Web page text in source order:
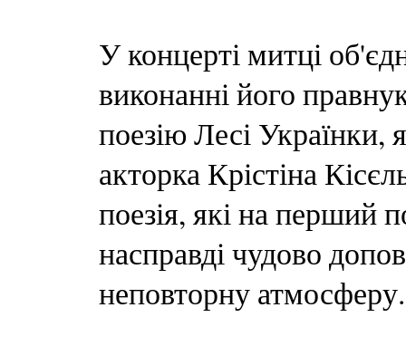
У концерті митці
виконанні його
поезію Лесі Українки,
акторка Крістіна
поезія, які на перший
насправді чудово
неповторну атмосферу.